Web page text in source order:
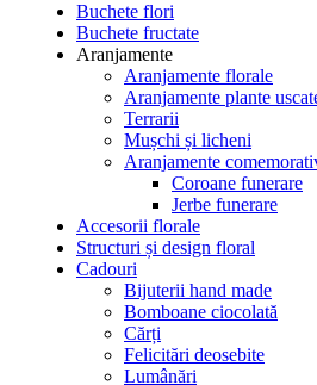
Buchete flori
Buchete fructate
Aranjamente
Aranjamente florale
Aranjamente plante
Terrarii
Mușchi și licheni
Aranjamente
Coroane funerare
Jerbe funerare
Accesorii florale
Structuri și design floral
Cadouri
Bijuterii hand made
Bomboane ciocolată
Cărți
Felicitări deosebite
Lumânări